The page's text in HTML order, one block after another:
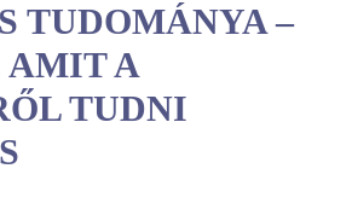
TUDOMÁNYA –
AMIT A
TUDNI